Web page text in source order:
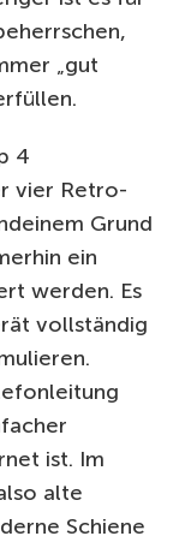
„gut
4
vier Retro-
Grund
ein
werden. Es
vollständig
ist. Im
alte
Schiene